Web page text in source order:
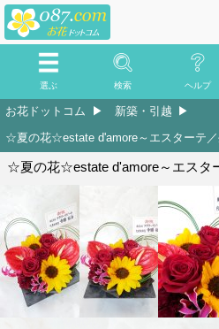
選ぶ 検索 ヘルプ
お花ドットコム
新築・引越
☆夏の花☆estate d'amore～エスターテ／
☆夏の花☆estate d'amore～エスタ